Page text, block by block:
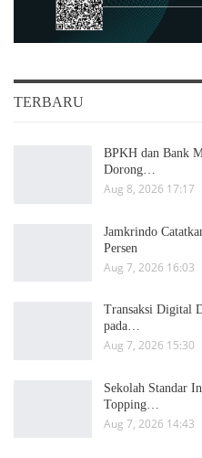
TERBARU
BPKH dan Bank
Dorong…
Aug 8, 2026 17:17
Jamkrindo
Persen
Aug 7, 2026 16:03
Transaksi Digital
pada…
Aug 7, 2026 15:30
Sekolah Standar
Topping…
Aug 7, 2026 14:43